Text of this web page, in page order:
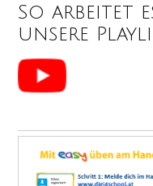
So arbeitet
unsere